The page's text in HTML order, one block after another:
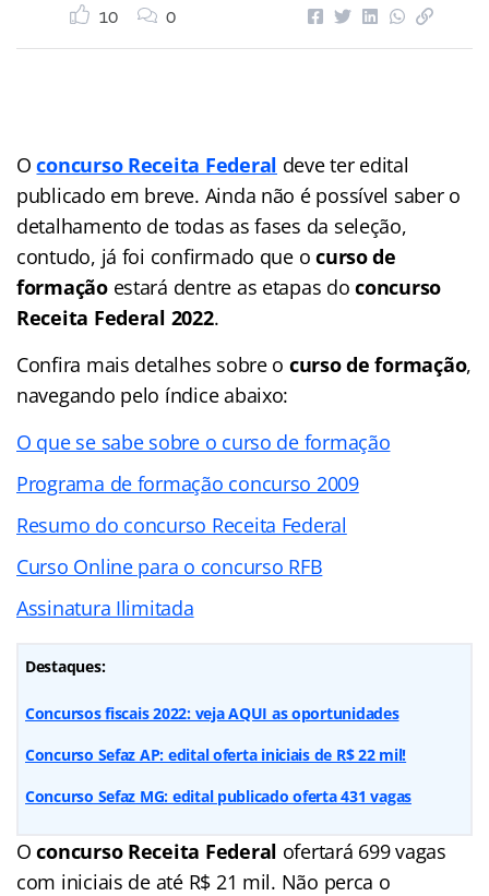
10 0
Oconcurso Receita Federal deve ter edital
publicado em breve. Ainda não é possível saber o
detalhamento de todas as fases da seleção,
contudo, já foi confirmado que ocurso de
formaçãoestará dentre as etapas doconcurso
Receita Federal 2022.
Confira mais detalhes sobre o curso de formação,
navegando pelo índice abaixo:
O que se sabe sobre o curso de formação
Programa de formação concurso 2009
Resumo do concurso Receita Federal
Curso Online para o concurso RFB
Assinatura Ilimitada
Destaques:
Concursos fiscais 2022: veja AQUI as oportunidades
Concurso Sefaz AP: edital oferta iniciais de R$ 22 mil!
Concurso Sefaz MG: edital publicado oferta 431 vagas
Oconcurso Receita Federal ofertará 699 vagas
com iniciais de até R$ 21 mil. Não perca o